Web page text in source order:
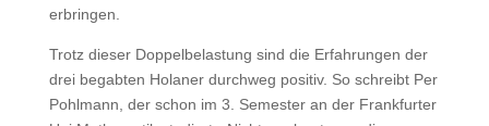
erbringen.
Trotz dieser Doppelbelastung sind die Erfahrungen der
drei begabten Holaner durchweg positiv. So schreibt Per
Pohlmann, der schon im 3. Semester an der Frankfurter